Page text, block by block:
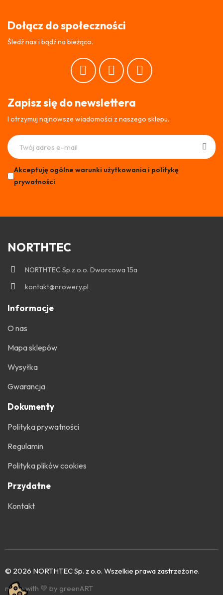
Dołącz do społeczności
Śledź nas i bądź na bieżąco.
Zapisz się do newslettera
I otrzymuj najnowsze wiadomości z naszego sklepu.
Akceptuję ogólne warunki użytkowania i politykę
prywatności
NORTHTEC
NORTHTEC Sp.z o.o. Dworcowa 15a
kontakt@nrowery.pl
Informacje
O nas
Mapa sklepów
Wysyłka
Gwarancja
Dokumenty
Polityka prywatności
Regulamin
Polityka plików cookies
Przydatne
Kontakt
© 2026 NORTHTEC Sp. z o.o. Wszelkie prawa zastrzeżone.
made with 💚 by greenART